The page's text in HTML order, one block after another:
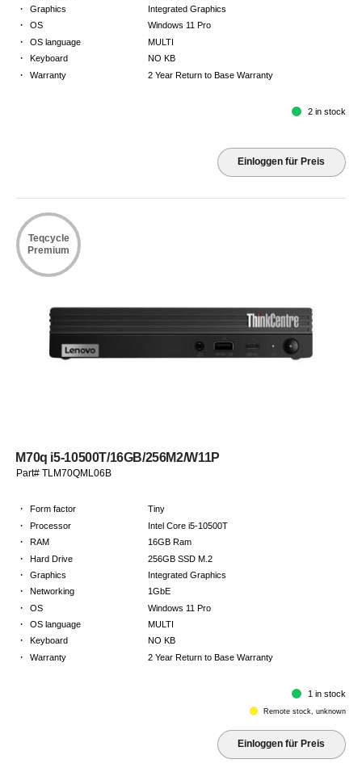
· Graphics Integrated Graphics
· OS Windows 11 Pro
· OS language MULTI
· Keyboard NO KB
· Warranty 2 Year Return to Base Warranty
2 in stock
Einloggen für Preis
Teqcycle
Premium
M70q i5-10500T/16GB/256M2/W11P
Part# TLM70QML06B
· Form factor Tiny
· Processor Intel Core i5-10500T
· RAM 16GB Ram
· Hard Drive 256GB SSD M.2
· Graphics Integrated Graphics
· Networking 1GbE
· OS Windows 11 Pro
· OS language MULTI
· Keyboard NO KB
· Warranty 2 Year Return to Base Warranty
1 in stock
Remote stock, unknown
Einloggen für Preis